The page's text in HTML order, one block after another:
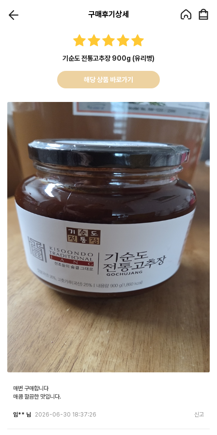
구매후기상세
기순도 전통고추장 900g (유리병)
해당 상품 바로가기
매번 구매합니다
매콤 깔끔한 맛입니다.
임** 님 2026-06-30 18:37:26 신고